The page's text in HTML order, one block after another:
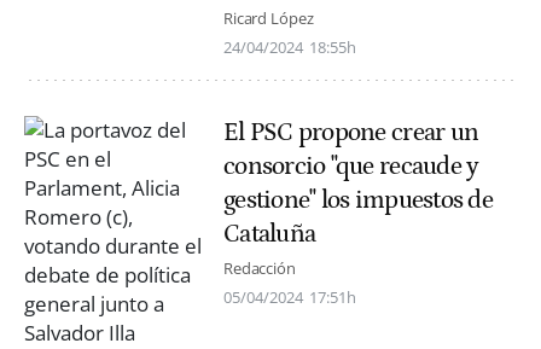
Ricard López
24/04/2024 18:55h
El PSC propone crear un
consorcio "que recaude y
gestione" los impuestos de
Cataluña
Redacción
05/04/2024 17:51h